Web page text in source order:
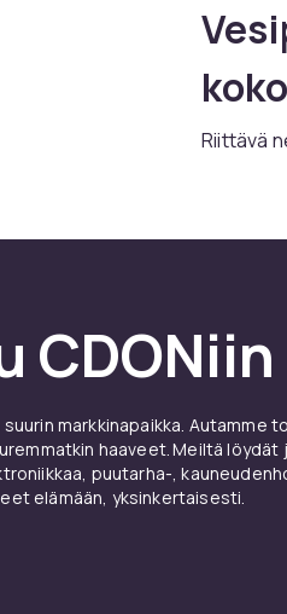
Riittävä
CDONiin
suurin markkinapaikka.
haaveet. Meiltä löydät
puutarha-,
elämään, yksinkertaisesti.